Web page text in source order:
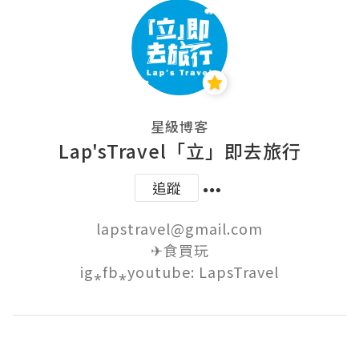
星級博客
Lap'sTravel「立」即去旅行
追蹤
lapstravel@gmail.com
✈食買玩
ig⁎fb⁎youtube: LapsTravel